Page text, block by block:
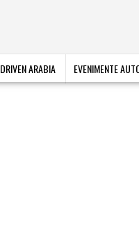
DRIVEN ARABIA EVENIMENTE